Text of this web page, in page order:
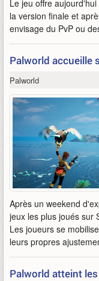
Le jeu offre
la version finale et
envisage du PvP ou
Palworld accueille
Palworld
Après un weekend
jeux les plus joués sur
Les joueurs se
leurs propres
Palworld atteint